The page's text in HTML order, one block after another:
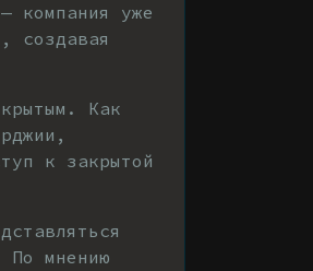
компания уже
создавая
Как
к закрытой
По мнению